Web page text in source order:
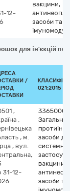
12-
вакцини,
засоби та
для ін'єкцій по 1
/
021:2015
,
,
, м.
, вул.
31-12-
Загальні
засоби
вакцини,
засоби та